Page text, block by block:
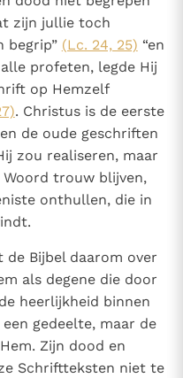
zijn jullie toch
begrip” (Lc. 24, 25) “en
profeten, legde Hij
op Hemzelf
. Christus is de eerste
de oude geschriften
zou realiseren, maar
trouw blijven,
onthullen, die in
Bijbel daarom over
als degene die door
heerlijkheid binnen
gedeelte, maar de
Zijn dood en
Schriftteksten niet te